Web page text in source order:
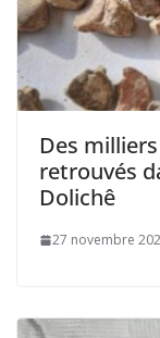
Des
retrouvés
Dolichê
27 novembre